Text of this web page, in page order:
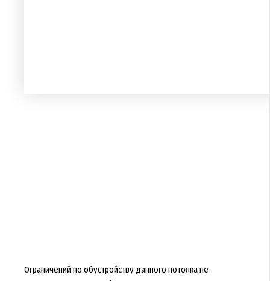
Ограничений по обустройству данного потолка не